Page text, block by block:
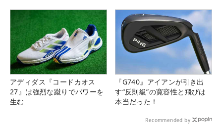
アディダス『コードカオス
27』は強烈な蹴りでパワーを
生む
『G740』アイアンが引き出
す“反則級”の寛容性と飛びは
本当だった！
Recommended by